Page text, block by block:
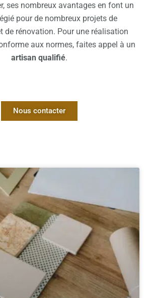
ses nombreux avantages en font un
pour de nombreux projets de
de rénovation. Pour une réalisation
aux normes, faites appel à un
artisan qualifié.
Nous contacter